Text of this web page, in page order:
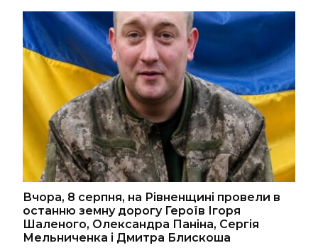
Вчора, 8 серпня, на Рівненщині провели в
останню земну дорогу Героїв Ігоря
Шаленого, Олександра Паніна, Сергія
Мельниченка і Дмитра Блискоша